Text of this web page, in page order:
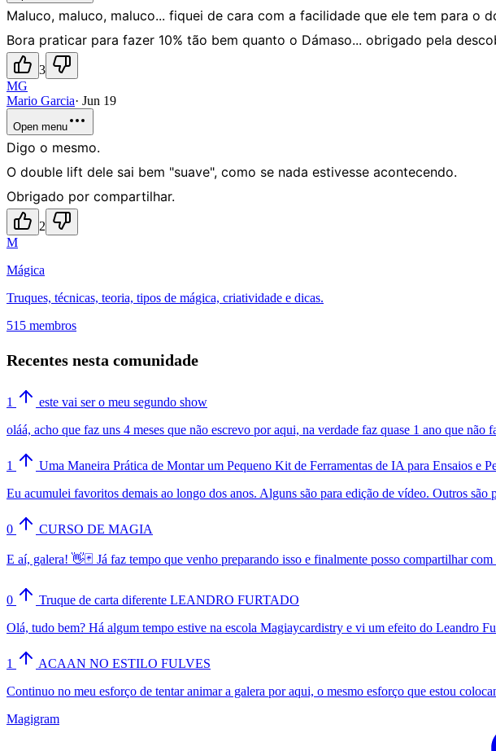
Maluco, maluco, maluco... fiquei de cara com a facilidade que ele tem para o
Bora praticar para fazer 10% tão bem quanto o Dámaso... obrigado pela
3
MG
Mario Garcia· Jun 19
Open menu
Digo o mesmo.
O double lift dele sai bem "suave", como se nada estivesse acontecendo.
Obrigado por compartilhar.
2
M
Mágica
Truques, técnicas, teoria, tipos de mágica, criatividade e dicas.
515 membros
Recentes nesta comunidade
1
este vai ser o meu segundo show
oláá, acho que faz uns 4 meses que não escrevo por aqui, na verdade faz quase 1 ano que
1
Uma Maneira Prática de Montar um Pequeno Kit de Ferramentas de IA para Ensaios e
Eu acumulei favoritos demais ao longo dos anos. Alguns são para edição de vídeo. Outros
0 CURSO DE MAGIA
E aí, galera! 👋🃏 Já faz tempo que venho preparando isso e finalmente posso compartilhar
0
Truque de carta diferente LEANDRO FURTADO
Olá, tudo bem? Há algum tempo estive na escola Magiaycardistry e vi um efeito do Leandro
1
ACAAN NO ESTILO FULVES
Continuo no meu esforço de tentar animar a galera por aqui, o mesmo esforço que estou
Magigram